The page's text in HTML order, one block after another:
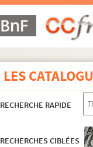
LES
RECHERCHE RAPIDE
RECHERCHES CIBLÉES